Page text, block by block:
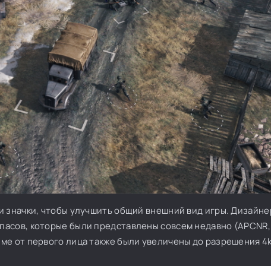
значки, чтобы улучшить общий внешний вид игры.
которые были представлены совсем недавно
от первого лица также были увеличены до разрешения